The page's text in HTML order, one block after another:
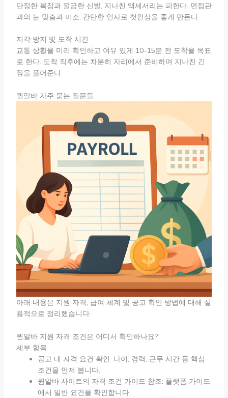
단정한 복장과 깔끔한 신발, 지나친 액세서리는 피한다. 면접관
과의 눈 맞춤과 미소, 간단한 인사로 첫인상을 좋게 만든다.
지각 방지 및 도착 시간
교통 상황을 미리 확인하고 여유 있게 10–15분 전 도착을 목표
로 한다. 도착 직후에는 차분히 자리에서 준비하며 지나친 긴
장을 풀어준다.
퀸알바 자주 묻는 질문들
아래 내용은 지원 자격, 급여 체계 및 공고 확인 방법에 대해 실
용적으로 정리했습니다.
퀸알바 지원 자격 조건은 어디서 확인하나요?
세부 항목
공고 내 자격 요건 확인: 나이, 경력, 근무 시간 등 핵심
조건을 먼저 봅니다.
퀸알바 사이트의 자격 조건 가이드 참조: 플랫폼 가이드
에서 일반 요건을 확인합니다.